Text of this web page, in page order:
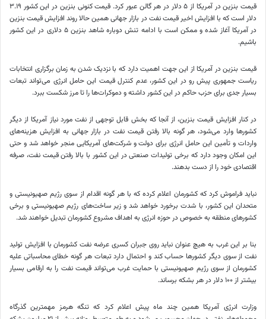
قیمت بنزین در آمریکا از ۵ دلار در هر گالن عبور کرد. قیمت کنونی بنزین در این کشور ۳.۱۹
دلار است که با افزایش اخیر قیمت نفت در بازار جهانی همین حالا روند افزایش قیمت بنزین
در آمریکا آغاز شده و ممکن است با ادامه تنش دوباره شاهد بنزین ۵ دلاری در این کشور
باشیم.
قیمت بنزین در آمریکا از این جهت اهمیت دارد که با نزدیک شدن به زمان برگزاری انتخابات
ریاست جمهوری پیش رو در این کشور، عدم کنترل قیمت این حامل انرژی می‌تواند تبعات
بسیار جدی برای حزب حاکم در این کشور داشته و دموکرات‌ها را تا مرز شکست ببرد.
در کنار افزایش قیمت بنزین، از آنجا که بخش قابل توجهی از نفت مورد نیاز آمریکا از دیگر
کشورها وارد می‌شود، هر گونه بالا رفتن قیمت نفت در بازار جهانی به افزایش هزینه‌های
واردات و تأمین این حامل انرژی برای دولت و شرکت‌های آمریکایی منجر خواهد شد و حتی
این امکان وجود دارد که برخی تولیدات صنعتی در این کشور با بالا رفتن قیمت نفت، صرفه
اقتصادی خود را از دست بدهند.
نباید فراموش کرد که کشورمان اعلام کرده که با هر گونه اقدام از سوی رژیم صهیونیستی و
متحدان این کشور، با شدت برخورد خواهد شد و زیر ساخت‌های رژیم صهیونیستی و برخی
کشورهای منطقه به خصوص در حوزه انرژی به اهداف مشروع کشورمان تبدیل خواهند شد.
بنا بر این غرب به هیچ عنوان نباید روی جبران کسری عرضه نفت کشورمان با افزایش تولید
نفت از سوی دیگر کشورها حساب کند و احتمال دارد تبعات هر گونه خطای محاسباتی علیه
کشورمان از سوی رژیم صهیونیستی با حمایت غرب می‌تواند قیمت نفت را به ارقامی بسیار
بیشتر از ۱۰۰ دلار در هر بشکه برساند.
وزارت انرژی آمریکا همین چند ماه پیش اعلام کرد که تنگه هرمز مهمترین گذرگاه